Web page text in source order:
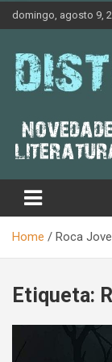
Skip
domingo, agosto 9,
Home Roca
Etiqueta: